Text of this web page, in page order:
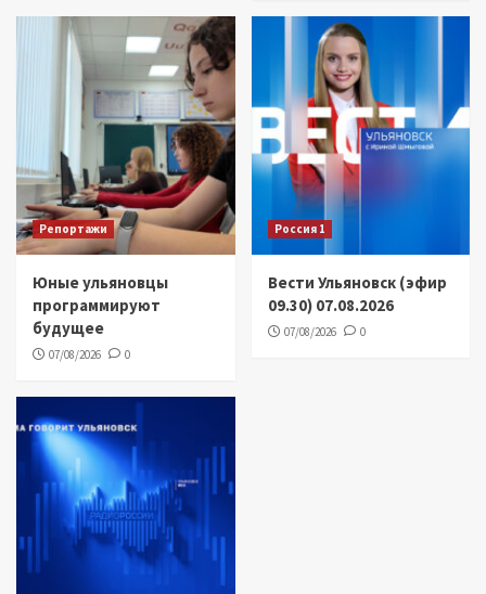
Репортажи
Юные ульяновцы
программируют
будущее
07/08/2026 0
Россия 1
Вести Ульяновск (эфир
09.30) 07.08.2026
07/08/2026 0